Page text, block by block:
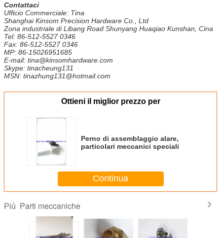
Contattaci
Ufficio Commerciale: Tina
Shanghai Kinsom Precision Hardware Co., Ltd
Zona industriale di Libang Road Shunyang Huaqiao Kunshan, Cina
Tel: 86-512-5527 0346
Fax: 86-512-5527 0346
MP: 86-15026951685
E-mail: tina@kinsomhardware.com
Skype: tinacheung131
MSN: tinazhung131@hotmail.com
Ottieni il miglior prezzo per
Perno di assemblaggio alare,
particolari meccanici speciali
Continua
Più Parti meccaniche